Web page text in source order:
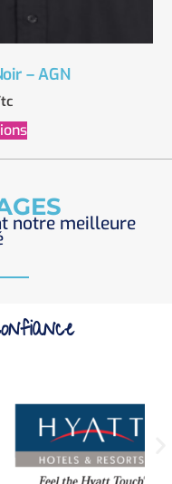
– AGN
notre meilleure